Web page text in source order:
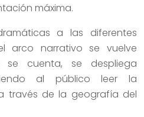
máxima.
a las diferentes
arco narrativo se vuelve
se cuenta, se despliega
al público leer la
través de la geografía del